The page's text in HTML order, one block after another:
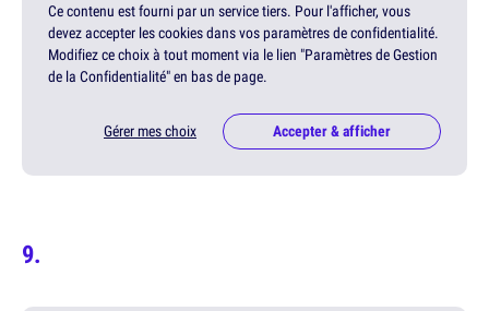
Ce contenu est fourni par un service tiers. Pour l'afficher, vous
devez accepter les cookies dans vos paramètres de confidentialité.
Modifiez ce choix à tout moment via le lien "Paramètres de Gestion
de la Confidentialité" en bas de page.
Gérer mes choix Accepter & afficher